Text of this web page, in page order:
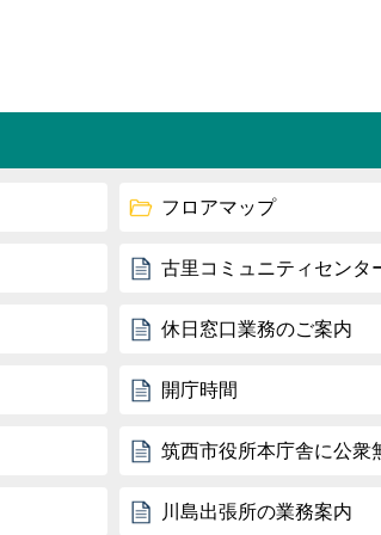
フロアマップ
古里コミュニティセンタ
休日窓口業務のご案内
開庁時間
筑西市役所本庁舎に公衆
川島出張所の業務案内